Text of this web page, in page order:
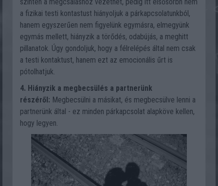
a fizikai testi kontastust hiányoljuk a párkapcsolatunkból,
hanem egyszerűen nem figyelünk egymásra, elmegyünk
egymás mellett, hiányzik a törődés, odabújás, a meghitt
pillanatok. Úgy gondoljuk, hogy a félrelépés által nem csak
a testi kontaktust, hanem ezt az emocionális űrt is
pótolhatjuk.
4. Hiányzik a megbecsülés a partnerünk
részéről: Megbecsülni a másikat, és megbecsülve lenni a
partnerünk által - ez minden párkapcsolat alapköve kellen,
hogy legyen.